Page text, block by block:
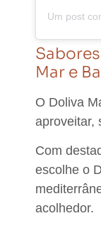
Mar e
O Doliva
aproveitar,
Com
escolhe o
acolhedor.